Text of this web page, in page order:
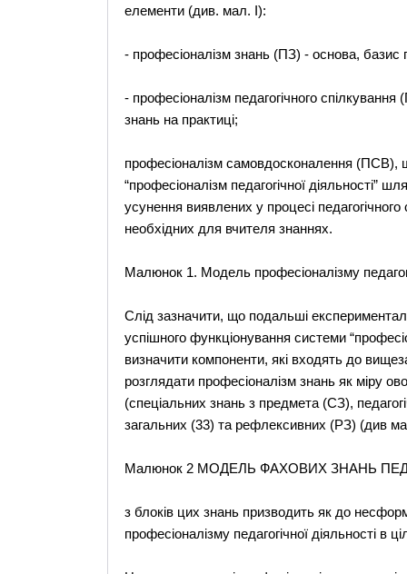
елементи (див. мал. I):
- професiоналiзм знань (ПЗ) - основа, базис
- професiоналiзм педагогiчного спiлкування
знань на практицi;
професiоналiзм самовдосконалення (ПСВ),
“професiоналiзм педагогiчної дiяльностi”
усунення виявлених у процесi
необхiдних для вчителя знаннях.
Малюнок 1. Модель професiоналiзму
Слiд зазначити, що подальшi
успiшного функцiонування системи
визначити компоненти, якi входять до
розглядати професiоналiзм знань як мiру
(спецiальних знань з предмета (СЗ),
загальних (33) та рефлексивних (РЗ) (див
Малюнок 2 МОДЕЛЬ ФАХОВИХ ЗНАНЬ
з блоків цих знань призводить як до
професiоналiзму педагогiчної дiяльностi в